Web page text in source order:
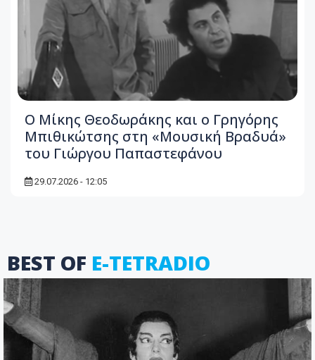
Ο Μίκης Θεοδωράκης και ο Γρηγόρης
Μπιθικώτσης στη «Μουσική Βραδυά»
του Γιώργου Παπαστεφάνου
29.07.2026 - 12:05
BEST OF E-TETRADIO